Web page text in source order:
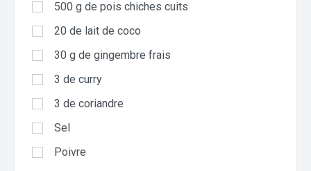
500 g de pois chiches cuits
20 de lait de coco
30 g de gingembre frais
3 de curry
3 de coriandre
Sel
Poivre